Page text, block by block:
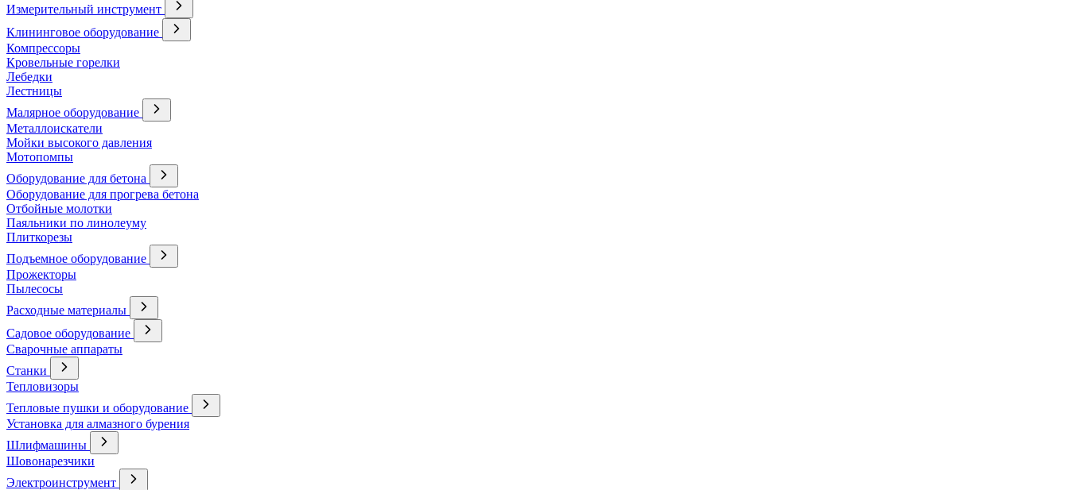
Измерительный инструмент
Клининговое оборудование
Компрессоры
Кровельные горелки
Лебедки
Лестницы
Малярное оборудование
Металлоискатели
Мойки высокого давления
Мотопомпы
Оборудование для бетона
Оборудование для прогрева бетона
Отбойные молотки
Паяльники по линолеуму
Плиткорезы
Подъемное оборудование
Прожекторы
Пылесосы
Расходные материалы
Садовое оборудование
Сварочные аппараты
Станки
Тепловизоры
Тепловые пушки и оборудование
Установка для алмазного бурения
Шлифмашины
Шовонарезчики
Электроинструмент